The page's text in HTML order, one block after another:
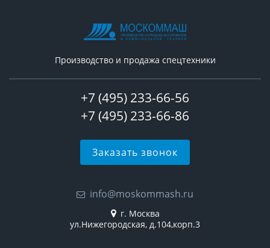
Производство и продажа спецтехники
+7 (495) 233-66-56
+7 (495) 233-66-86
Заказать звонок
info@moskommash.ru
г. Москва
ул.Нижегородская, д.104,корп.3